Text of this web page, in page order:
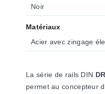
Noir
Matériaux
Acier avec zingage
La série de rails DIN
permet au concepteur